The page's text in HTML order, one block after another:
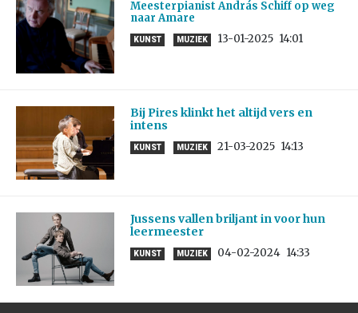
Meesterpianist András Schiff op weg
naar Amare
KUNST MUZIEK 13-01-2025 14:01
Bij Pires klinkt het altijd vers en
intens
KUNST MUZIEK 21-03-2025 14:13
Jussens vallen briljant in voor hun
leermeester
KUNST MUZIEK 04-02-2024 14:33